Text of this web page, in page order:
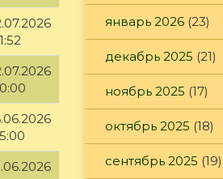
январь 2026 (23)
декабрь 2025 (21)
ноябрь 2025 (17)
октябрь 2025 (18)
сентябрь 2025 (19)